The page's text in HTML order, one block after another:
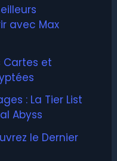
avec Max
Cartes et
: La Tier List
Abyss
le Dernier